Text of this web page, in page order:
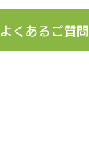
よくあるご質問